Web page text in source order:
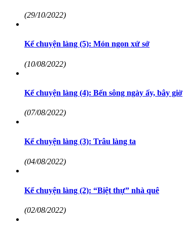
(29/10/2022)
Kể chuyện làng (5): Món ngon xứ sở
(10/08/2022)
Kể chuyện làng (4): Bến sông ngày ấy, bây giờ
(07/08/2022)
Kể chuyện làng (3): Trâu làng ta
(04/08/2022)
Kể chuyện làng (2): “Biệt thự” nhà quê
(02/08/2022)